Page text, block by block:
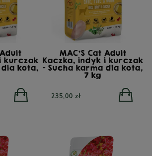
YORA Small Breed Mono
Insect Superfood, sucha
karma dla psów małych
ras z insektami, 6kg
YORA
Insect
starszych
kurczak
dla kota,
MAC'S Cat Adult
Kaczka, indyk i kurczak
- Sucha karma dla kota,
7 kg
235,00 zł